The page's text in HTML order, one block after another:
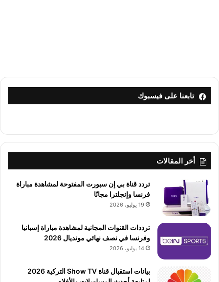
تابعنا على فيسبوك
أخر المقالات
تردد قناة بي إن سبورت المفتوحة لمشاهدة مباراة
فرنسا وإنجلترا مجانًا
19 يوليو، 2026
ترددات القنوات المجانية لمشاهدة مباراة إسبانيا
وفرنسا في نصف نهائي مونديال 2026
14 يوليو، 2026
بيانات استقبال قناة Show TV التركية 2026